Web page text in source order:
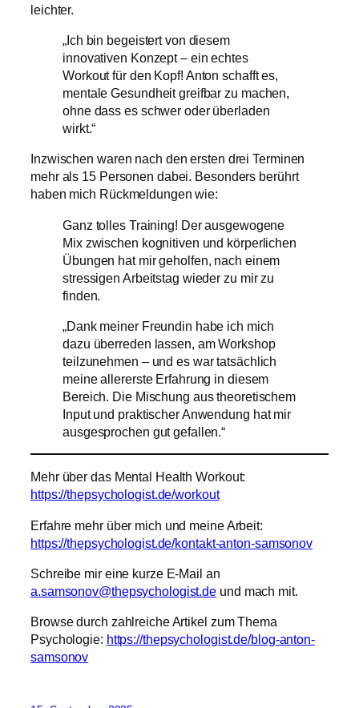
leichter.
„Ich bin begeistert von diesem
innovativen Konzept – ein echtes
Workout für den Kopf! Anton schafft es,
mentale Gesundheit greifbar zu machen,
ohne dass es schwer oder überladen
wirkt.“
Inzwischen waren nach den ersten drei Terminen
mehr als 15 Personen dabei. Besonders berührt
haben mich Rückmeldungen wie:
Ganz tolles Training! Der ausgewogene
Mix zwischen kognitiven und körperlichen
Übungen hat mir geholfen, nach einem
stressigen Arbeitstag wieder zu mir zu
finden.
„Dank meiner Freundin habe ich mich
dazu überreden lassen, am Workshop
teilzunehmen – und es war tatsächlich
meine allererste Erfahrung in diesem
Bereich. Die Mischung aus theoretischem
Input und praktischer Anwendung hat mir
ausgesprochen gut gefallen.“
Mehr über das Mental Health Workout:
https://thepsychologist.de/workout
Erfahre mehr über mich und meine Arbeit:
https://thepsychologist.de/kontakt-anton-samsonov
Schreibe mir eine kurze E-Mail an
a.samsonov@thepsychologist.de und mach mit.
Browse durch zahlreiche Artikel zum Thema
Psychologie: https://thepsychologist.de/blog-anton-
samsonov